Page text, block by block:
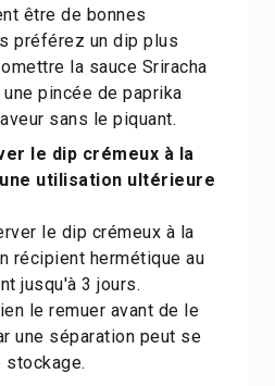
être de bonnes
préférez un dip plus
la sauce Sriracha
pincée de paprika
sans le piquant.
le dip crémeux à la
utilisation ultérieure
le dip crémeux à la
récipient hermétique au
jusqu'à 3 jours.
le remuer avant de le
une séparation peut se
stockage.